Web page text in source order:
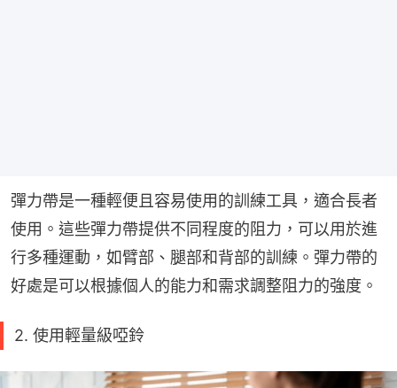
彈力帶是一種輕便且容易使用的訓練工具，適合長者
使用。這些彈力帶提供不同程度的阻力，可以用於進
行多種運動，如臂部、腿部和背部的訓練。彈力帶的
好處是可以根據個人的能力和需求調整阻力的強度。
2. 使用輕量級啞鈴